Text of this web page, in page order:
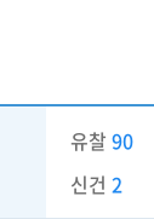
유찰 90
신건 2